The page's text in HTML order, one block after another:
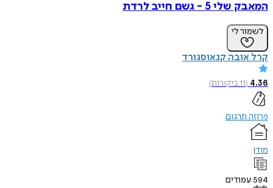
המאבק שלי 5 - גשם חייב לרדת
לשמור לי
קרל אובה קנאוסגורד
4.36
(
11ביקורות)
פרוזה תרגום
מודן
594 עמודים